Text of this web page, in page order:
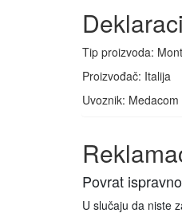
Tip proizvoda:
Proizvođač: Italija
Uvoznik:
Povrat
U slučaju da niste